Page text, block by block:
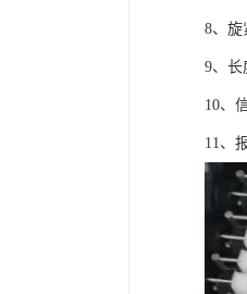
8、旋
9、长
10、
11、